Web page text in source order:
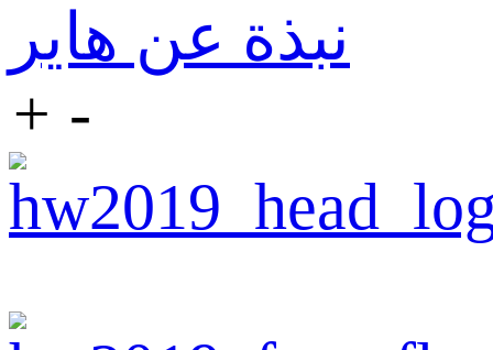
نبذة عن هاير
+ -